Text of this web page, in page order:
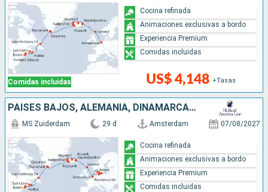
Comidas incluidas US$ 4,148 +Tasas
Cocina refinada
Animaciones exclusivas a bordo
Experiencia Premium
Comidas incluidas
PAISES BAJOS, ALEMANIA, DINAMARCA, REINO UNIDO, ISLANDIA, GROENLANDIA, CANADÁ, ESTADOS UNIDOS
MS Zuiderdam 29 d Amsterdam 07/08/2027
Cocina refinada
Animaciones exclusivas a bordo
Experiencia Premium
Comidas incluidas